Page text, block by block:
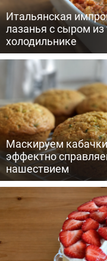
Итальянская
лазанья с сыром
холодильнике
Маскируем
эффектно
нашествием